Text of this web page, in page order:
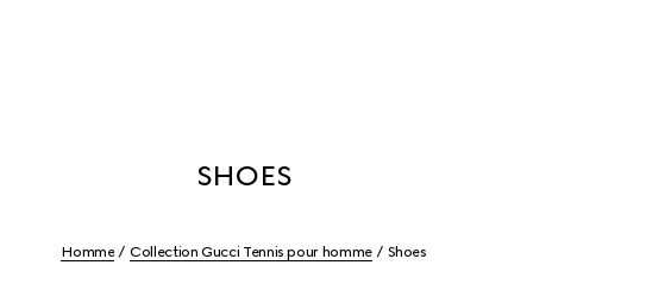
SHOES
Homme Collection Gucci Tennis pour homme Shoes